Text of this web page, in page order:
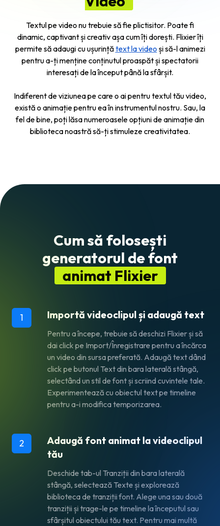
Textul pe video nu trebuie să fie plictisitor. Poate fi
dinamic, captivant și creativ așa cum îți dorești. Flixier îți
permite să adaugi cu ușurințătext la video și să-l animezi
pentru a-ți menține conținutul proaspăt și spectatorii
interesați de la început până la sfârșit.
Indiferent de viziunea pe care o ai pentru textul tău video,
există o animație pentru ea în instrumentul nostru. Sau, la
fel de bine, poți lăsa numeroasele opțiuni de animație din
biblioteca noastră să-ți stimuleze creativitatea.
Cum să folosești
generatorul de font
animat Flixier
1 Importă videoclipul și adaugă text
Pentru a începe, trebuie să deschizi Flixier și să
dai click pe Import/Înregistrare pentru a încărca
un video din sursa preferată. Adaugă text dând
click pe butonul Text din bara laterală stângă,
selectând un stil de font și scriind cuvintele tale.
Experimentează cu obiectul text pe timeline
pentru a-i modifica temporizarea.
2
Adaugă font animat la videoclipul
tău
Deschide tab-ul Tranziții din bara laterală
stângă, selectează Texte și explorează
biblioteca de tranziții font. Alege una sau două
tranziții și trage-le pe timeline la începutul sau
sfârșitul obiectului tău text. Pentru mai multă